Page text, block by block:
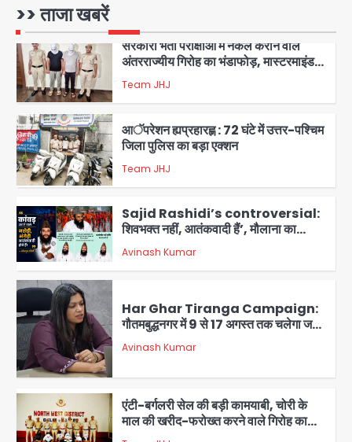
>> ताजा खबरें
2
3
सरकारी भर्ती परीक्षाओं में नकल कराने वाले
अंतरराज्यीय गिरोह का भंडाफोड़, मास्टरमाइंड
समेत 7 गिरफ्तार
Team JHJ
4
आॅपरेशन ह्यप्रहारह्ण : 72 घंटे में उत्तर-पश्चिम
जिला पुलिस का बड़ा एक्शन
Team JHJ
5
Sajid Rashidi’s controversial:
शिवभक्त नहीं, आतंकवादी हैं’, मौलाना का
कांवड़ियों पर विवादित बयान, BJP विधायक ने
कराई FIR, NSA की मांग
Avinash Kumar
1
Har Ghar Tiranga Campaign:
गौतमबुद्धनगर में 9 से 17 अगस्त तक चलेगा जन-
जागरूकता महाअभियान, डीएम ने की समीक्षा
बैठक
Avinash Kumar
एंटी-बर्गलरी सेल की बड़ी कामयाबी, चोरी के
माल की खरीद-फरोख्त करने वाले गिरोह का
भंडाफोड़